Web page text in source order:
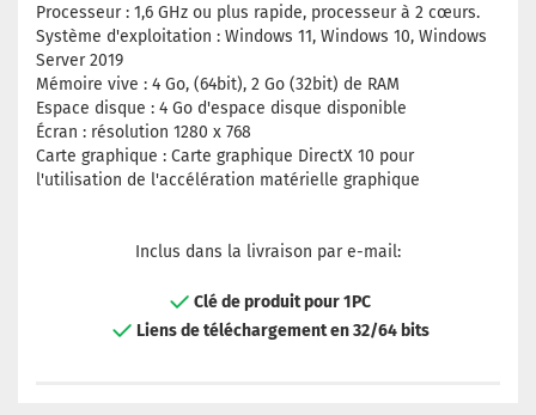
Processeur : 1,6 GHz ou plus rapide, processeur à 2 cœurs.
Système d'exploitation : Windows 11, Windows 10, Windows
Server 2019
Mémoire vive : 4 Go, (64bit), 2 Go (32bit) de RAM
Espace disque : 4 Go d'espace disque disponible
Écran : résolution 1280 x 768
Carte graphique : Carte graphique DirectX 10 pour
l'utilisation de l'accélération matérielle graphique
Inclus dans la livraison par e-mail:
Clé de produit pour 1PC
Liens de téléchargement en 32/64 bits